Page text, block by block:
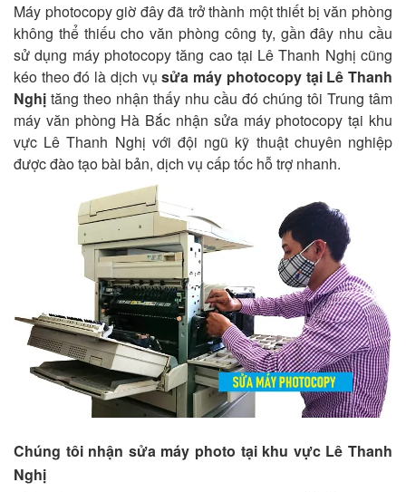
Máy photocopy giờ đây đã trở thành một thiết bị văn phòng
không thể thiếu cho văn phòng công ty, gần đây nhu cầu
sử dụng máy photocopy tăng cao tại Lê Thanh Nghị cũng
kéo theo đó là dịch vụsửa máy photocopy tại Lê Thanh
Nghị tăng theo nhận thấy nhu cầu đó chúng tôi Trung tâm
máy văn phòng Hà Bắc nhận sửa máy photocopy tại khu
vực Lê Thanh Nghị với đội ngũ kỹ thuật chuyên nghiệp
được đào tạo bài bản, dịch vụ cấp tốc hỗ trợ nhanh.
Chúng tôi nhận sửa máy photo tại khu vực Lê Thanh
Nghị